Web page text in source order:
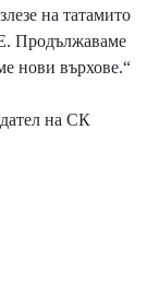
на татамито
Продължаваме
нови върхове.“
на СК